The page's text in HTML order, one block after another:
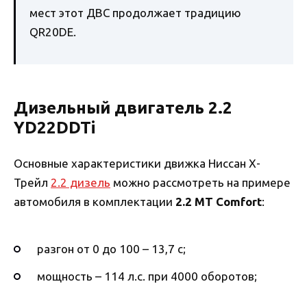
мест этот ДВС продолжает традицию
QR20DE.
Дизельный двигатель 2.2
YD22DDTi
Основные характеристики движка Ниссан Х-
Трейл 2.2 дизель можно рассмотреть на примере
автомобиля в комплектации 2.2 MT Comfort:
разгон от 0 до 100 – 13,7 с;
мощность – 114 л.с. при 4000 оборотов;